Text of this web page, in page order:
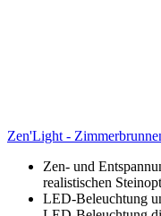
Zen'Light -
Zen- und
realistischen
LED-Beleuchtung